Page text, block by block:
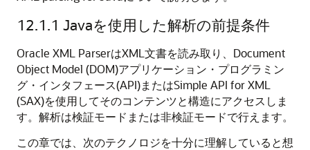
12.1.1 Javaを使用した解析の前提条件
Oracle XML ParserはXML文書を読み取り、Document
Object Model (DOM)アプリケーション・プログラミン
グ・インタフェース(API)またはSimple API for XML
(SAX)を使用してそのコンテンツと構造にアクセスしま
す。解析は検証モードまたは非検証モードで行えます。
この章では、次のテクノロジを十分に理解していると想